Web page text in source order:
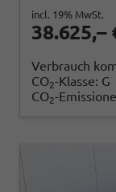
38.625,–
incl. 19% MwSt.
Verbrauch
CO2-Klasse: G
CO2-